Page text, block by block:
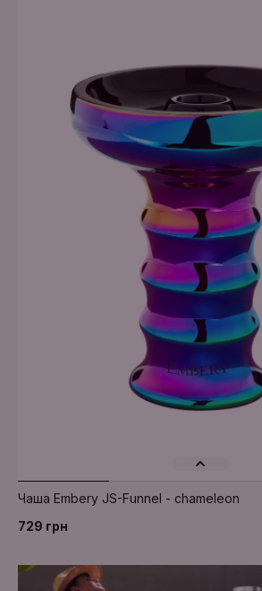
Додати в кошик
Чаша Embery JS-Funnel - chameleon
729 грн